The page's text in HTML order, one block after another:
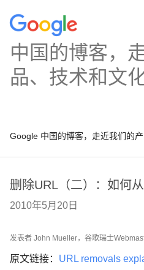
中国的博客，
品、技术和文
Google 中国的博客，走近我们的
删除URL（二）：如何
2010年5月20日
发表者 John Mueller，谷歌瑞士
原文链接： URL removals